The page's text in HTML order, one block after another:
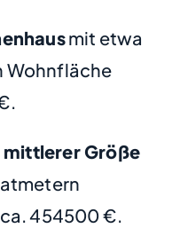
mit etwa
Wohnfläche
mittlerer Größe
454500 €.